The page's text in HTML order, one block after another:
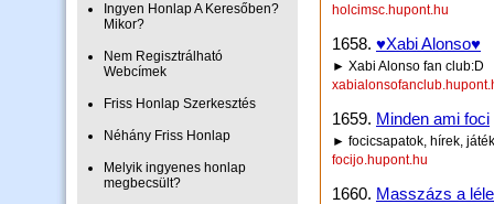
Ingyen Honlap A Keresőben?
Mikor?
Nem Regisztrálható
Webcímek
Friss Honlap Szerkesztés
Néhány Friss Honlap
Melyik ingyenes honlap
megbecsült?
holcimsc.hupont.hu
1658. ♥Xabi Alonso♥
► Xabi Alonso fan club:D
1659. Minden ami foci
► focicsapatok, hírek,
focijo.hupont.hu
1660. Masszázs a